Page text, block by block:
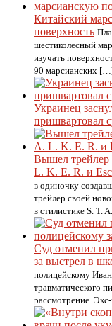
Китайский
поверхность
шестиколесный
изучать
90 марсианских
Украинец
пришвартовал
Вышел трейлер
L. K. E. R. и
в одиночку
трейлер своей
в стилистике S. T.
Суд отменил
за выстрел в
полицейскому
травматического
рассмотрение.